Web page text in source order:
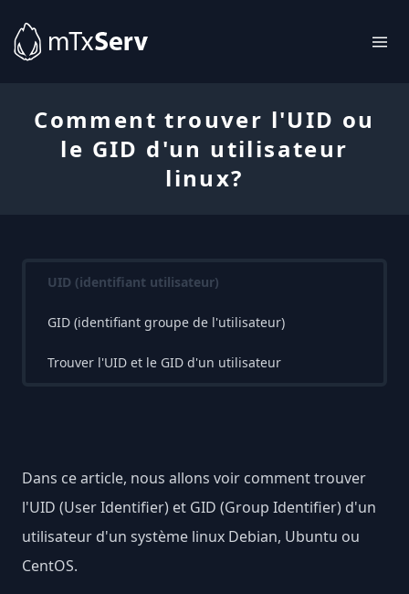
Comment trouver l'UID ou
le GID d'un utilisateur
linux?
UID (identifiant utilisateur)
GID (identifiant groupe de l'utilisateur)
Trouver l'UID et le GID d'un utilisateur
Dans ce article, nous allons voir comment trouver
l'UID (User Identifier) et GID (Group Identifier) d'un
utilisateur d'un système linux Debian, Ubuntu ou
CentOS.